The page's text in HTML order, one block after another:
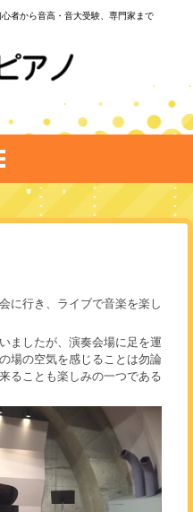
者から音高・音大受験、専門家まで
に行き、ライブで音楽を楽し
ましたが、演奏会場に足を運
場の空気を感じることは勿論
ることも楽しみの一つである